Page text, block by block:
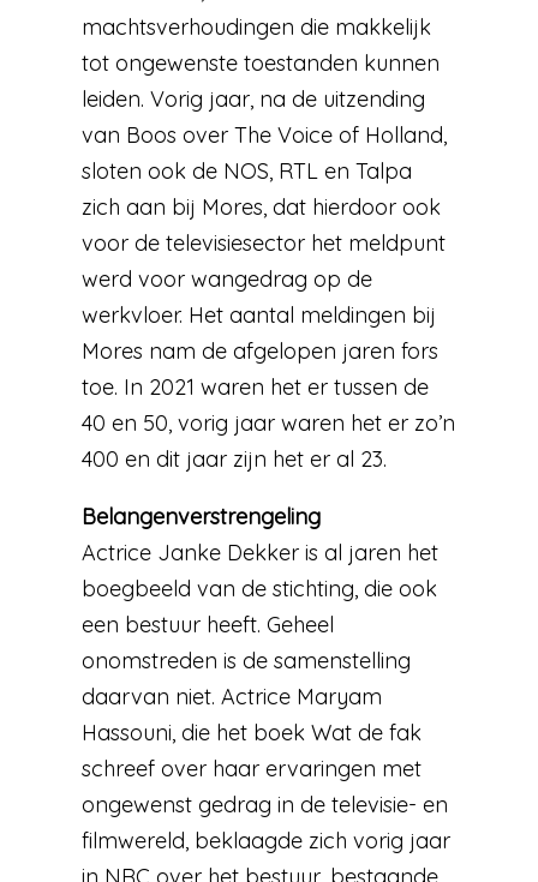
machtsverhoudingen die makkelijk
tot ongewenste toestanden kunnen
leiden. Vorig jaar, na de uitzending
van Boos over The Voice of Holland,
sloten ook de NOS, RTL en Talpa
zich aan bij Mores, dat hierdoor ook
voor de televisiesector het meldpunt
werd voor wangedrag op de
werkvloer. Het aantal meldingen bij
Mores nam de afgelopen jaren fors
toe. In 2021 waren het er tussen de
40 en 50, vorig jaar waren het er zo’n
400 en dit jaar zijn het er al 23.
Belangenverstrengeling
Actrice Janke Dekker is al jaren het
boegbeeld van de stichting, die ook
een bestuur heeft. Geheel
onomstreden is de samenstelling
daarvan niet. Actrice Maryam
Hassouni, die het boek Wat de fak
schreef over haar ervaringen met
ongewenst gedrag in de televisie- en
filmwereld, beklaagde zich vorig jaar